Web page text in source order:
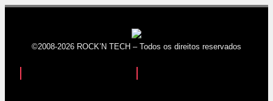
©2008-2026 ROCK’N TECH – Todos os direitos reservados